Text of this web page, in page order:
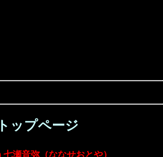
ップページ
瀬音弥（ななせおとや）